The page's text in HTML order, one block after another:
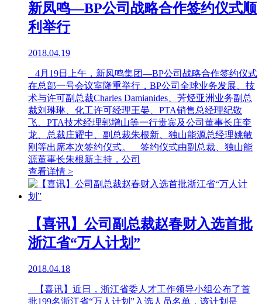
新凤鸣—BP公司战略合作签约仪式顺
利举行
2018.04.19
4月19日上午，新凤鸣集团—BP公司战略合作签约仪式
在总部一号会议室隆重举行，BP公司全球业务发展、技
术与许可副总裁Charles Damianides、芳烃亚洲业务副总
裁刘琳琳、化工许可经理王晏、PTA销售总经理纪敬
飞、PTA技术经理郭增山等一行贵宾及公司董事长庄奎
龙、总裁庄耀中、副总裁朱根新、独山能源总经理姚敏
刚等出席本次签约仪式。 签约仪式由副总裁、独山能
源董事长朱根新主持，公司
查看详情 >
【喜讯】公司副总裁赵春财入选首批
浙江省“万人计划”
2018.04.18
【喜讯】近日，浙江省委人才工作领导小组公布了首
批199名浙江省“万人计划”入选人员名单，该计划是